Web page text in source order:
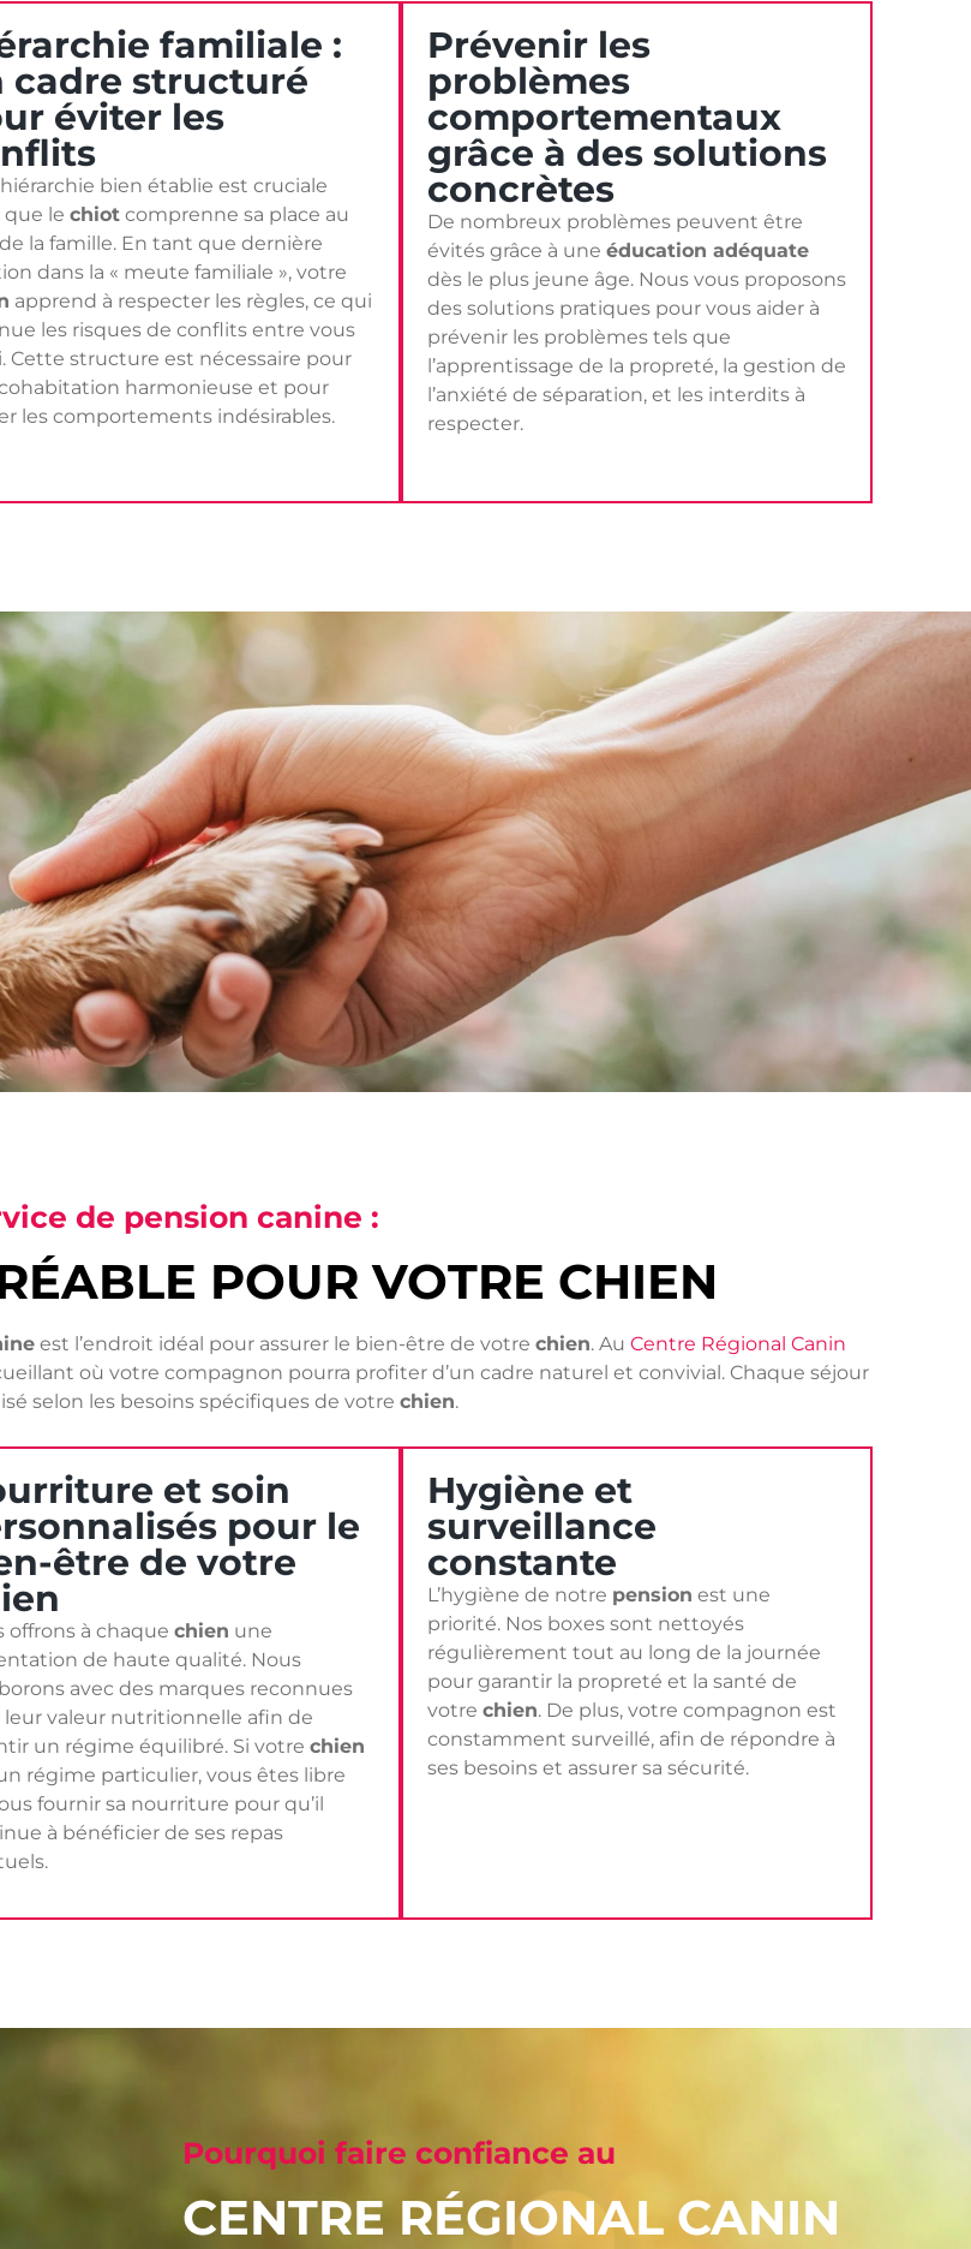
familiale :
cadre structuré
éviter les
bien établie est cruciale
que lechiot comprenne sa place au
la famille. En tant que dernière
dans la « meute familiale », votre
apprend à respecter les règles, ce qui
les risques de conflits entre vous
Cette structure est nécessaire pour
harmonieuse et pour
les comportements indésirables.
Prévenir les
problèmes
comportementaux
grâce à des solutions
concrètes
De nombreux problèmes peuvent être
évités grâce à une éducation adéquate
dès le plus jeune âge. Nous vous proposons
des solutions pratiques pour vous aider à
prévenir les problèmes tels que
l’apprentissage de la propreté, la gestion de
l’anxiété de séparation, et les interdits à
respecter.
de pension canine :
POUR VOTRE CHIEN
est l’endroit idéal pour assurer le bien-être de votre chien. Au Centre Régional Canin
où votre compagnon pourra profiter d’un cadre naturel et convivial. Chaque séjour
selon les besoins spécifiques de votre chien.
et soin
pour le
être de votre
offrons à chaquechien une
de haute qualité. Nous
avec des marques reconnues
leur valeur nutritionnelle afin de
un régime équilibré. Si votrechien
régime particulier, vous êtes libre
fournir sa nourriture pour qu’il
à bénéficier de ses repas
Hygiène et
surveillance
constante
L’hygiène de notre pension est une
priorité. Nos boxes sont nettoyés
régulièrement tout au long de la journée
pour garantir la propreté et la santé de
votre chien. De plus, votre compagnon est
constamment surveillé, afin de répondre à
ses besoins et assurer sa sécurité.
Pourquoi faire confiance au
CENTRE RÉGIONAL CANIN